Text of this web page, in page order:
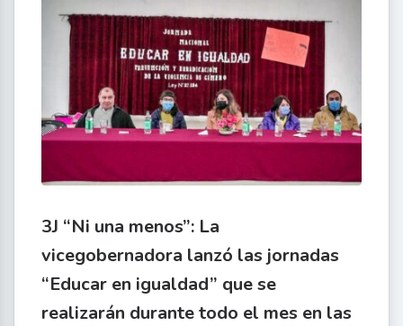
3J “Ni una menos”: La
vicegobernadora lanzó las jornadas
“Educar en igualdad” que se
realizarán durante todo el mes en las